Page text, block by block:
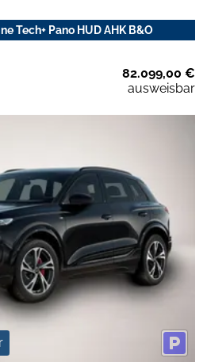
Tech+ Pano HUD AHK B&O
82.099,00 €
ausweisbar